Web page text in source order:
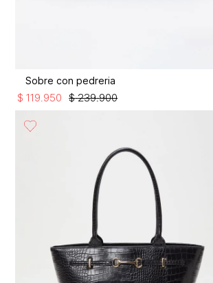
Sobre con pedreria
$ 239.900
$ 119.950